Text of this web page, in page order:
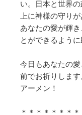
い。日本と世界
上に神様の守りが
あなたの愛が輝
とができるように
今日もあなたの
前でお祈りします
アーメン！
＊＊＊＊＊＊＊